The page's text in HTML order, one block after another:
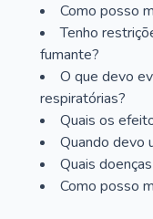
Como posso
Tenho
fumante?
O que devo
respiratórias?
Quais os
Quando devo
Quais
Como posso